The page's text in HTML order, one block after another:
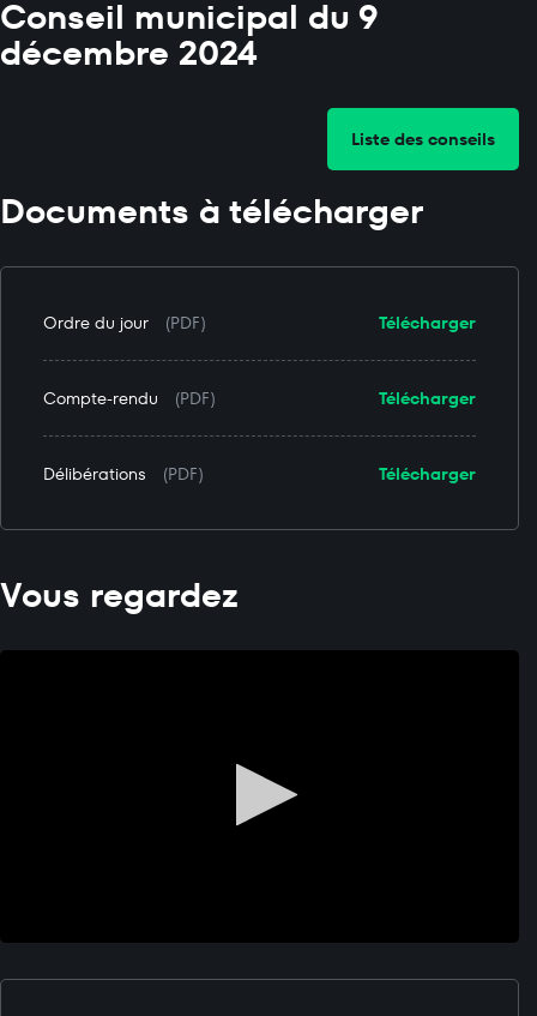
Conseil municipal du 9
décembre 2024
Liste des conseils
Documents à télécharger
Télécharger
Ordre du jour (PDF)
Télécharger
Compte-rendu (PDF)
Télécharger
Délibérations (PDF)
Vous regardez